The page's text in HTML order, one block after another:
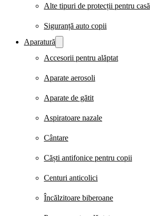
Alte tipuri de protecții pentru casă
Siguranță auto copii
Aparatură
Accesorii pentru alăptat
Aparate aerosoli
Aparate de gătit
Aspiratoare nazale
Cântare
Căști antifonice pentru copii
Centuri anticolici
Încălzitoare biberoane